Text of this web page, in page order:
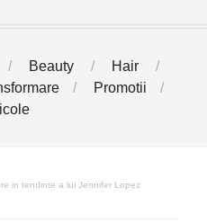
Beauty
Hair
Promotii
in tendinte a lui Jennifer Lopez